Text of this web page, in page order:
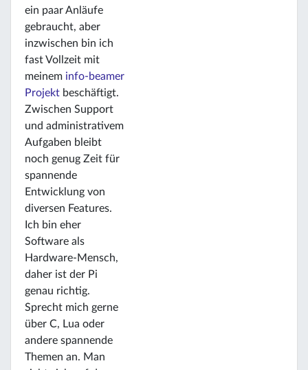
ein paar Anläufe
gebraucht, aber
inzwischen bin ich
fast Vollzeit mit
meinem info-beamer
Projekt beschäftigt.
Zwischen Support
und administrativem
Aufgaben bleibt
noch genug Zeit für
spannende
Entwicklung von
diversen Features.
Ich bin eher
Software als
Hardware-Mensch,
daher ist der Pi
genau richtig.
Sprecht mich gerne
über C, Lua oder
andere spannende
Themen an. Man